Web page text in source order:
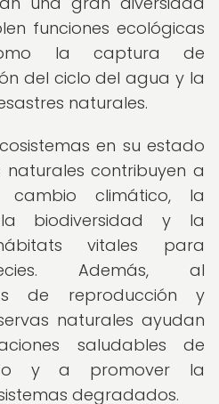
funciones ecológicas
la captura de
del ciclo del agua y la
naturales.
en su estado
naturales contribuyen a
climático, la
biodiversidad y la
vitales para
Además, al
de reproducción y
naturales ayudan
saludables de
y a promover la
degradados.